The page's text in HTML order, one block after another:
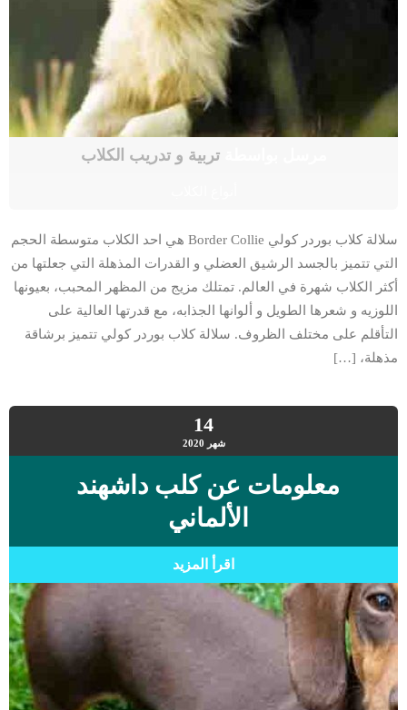
مرسل بواسطةتربية و تدريب الكلاب
سلالة كلاب بوردر كولي Border Collie هي احد الكلاب متوسطة الحجم
التي تتميز بالجسد الرشيق العضلي و القدرات المذهلة التي جعلتها من
أكثر الكلاب شهرة في العالم. تمتلك مزيج من المظهر المحبب، بعيونها
اللوزيه و شعرها الطويل و ألوانها الجذابه، مع قدرتها العالية على
التأقلم على مختلف الظروف. سلالة كلاب بوردر كولي تتميز برشاقة
مذهلة، […]
14
شهر 2020
معلومات عن كلب داشهند
الألماني
اقرأ المزيد